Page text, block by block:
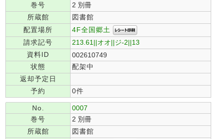
巻号
2 別冊
所蔵館
図書館
配置場所
4F全国郷土
請求記号
213.61||オオ||ジ-2||13
資料ID
002610749
状態
配架中
返却予定日
予約
0件
No.
0007
巻号
2 別冊
所蔵館
図書館